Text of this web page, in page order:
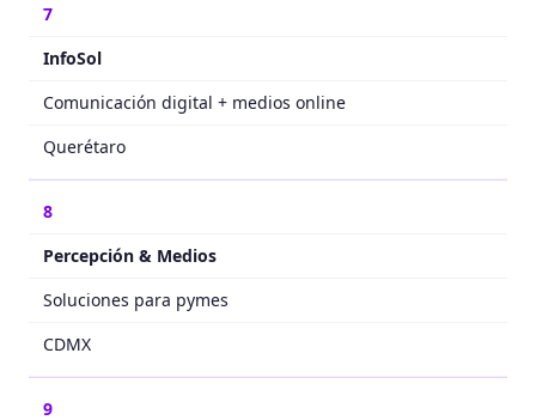
7
InfoSol
Comunicación digital + medios online
Querétaro
8
Percepción & Medios
Soluciones para pymes
CDMX
9